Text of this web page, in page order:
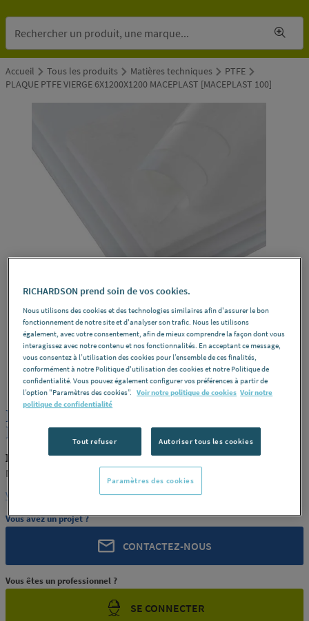
Accueil Tous les produits Matières techniques
PTFE
PLAQUE PTFE VIERGE 6X1200X1200 MACEPLAST [MACEPLAST 100]
MACEPLAST REF : 290TF
PLAQUE PTFE VIERGE 6X1200X1200
MACEPLAST [MACEPLAST 100]
MACEPLAST MACEPLAST 100
MACEPLAST [MACEPLAST 100]
Voir la description complète
Vous avez un projet ?
CONTACTEZ-NOUS
Vous êtes un professionnel ?
SE CONNECTER
RICHARDSON prend soin de vos cookies.
Nous utilisons des cookies et des technologies similaires afin d'assurer le bon
fonctionnement de notre site et d'analyser son trafic. Nous les utilisons
également, avec votre consentement, afin de mieux comprendre la façon dont vous
interagissez avec notre contenu et nos fonctionnalités. En acceptant ce message,
vous consentez à l’utilisation des cookies pour l’ensemble de ces finalités,
conformément à notre Politique d'utilisation des cookies et notre Politique de
confidentialité. Vous pouvez également configurer vos préférences à partir de
l’option "Paramètres des cookies”. Voir notre politique de cookies Voir notre
politique de confidentialité
Tout refuser Autoriser tous les cookies
Paramètres des cookies